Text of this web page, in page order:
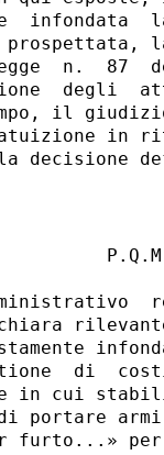
di
in cui
portare
furto...»